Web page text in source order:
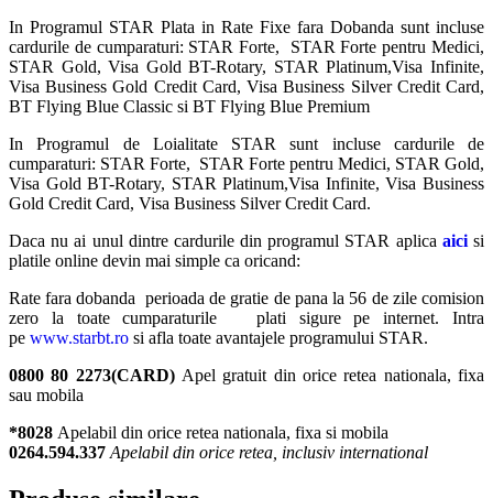
In Programul STAR Plata in Rate Fixe fara Dobanda sunt incluse
cardurile de cumparaturi: STAR Forte, STAR Forte pentru Medici,
STAR Gold, Visa Gold BT-Rotary, STAR Platinum,Visa Infinite,
Visa Business Gold Credit Card, Visa Business Silver Credit Card,
BT Flying Blue Classic si BT Flying Blue Premium
In Programul de Loialitate STAR sunt incluse cardurile de
cumparaturi: STAR Forte, STAR Forte pentru Medici, STAR Gold,
Visa Gold BT-Rotary, STAR Platinum,Visa Infinite, Visa Business
Gold Credit Card, Visa Business Silver Credit Card.
Daca nu ai unul dintre cardurile din programul STAR aplica aicisi
platile online devin mai simple ca oricand:
Rate fara dobanda perioada de gratie de pana la 56 de zile comision
zero la toate cumparaturile plati sigure pe internet. Intra
pe www.starbt.ro si afla toate avantajele programului STAR.
0800 80 2273(CARD)Apel gratuit din orice retea nationala, fixa
sau mobila
*8028 Apelabil din orice retea nationala, fixa si mobila
0264.594.337 Apelabil din orice retea, inclusiv international